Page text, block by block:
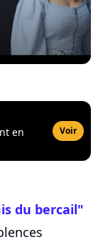
en
Voir
du bercail"